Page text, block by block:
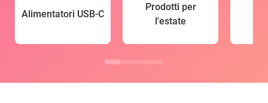
Alimentatori USB-C
Prodotti per
l'estate